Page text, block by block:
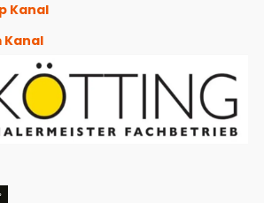
Kanal
Kanal